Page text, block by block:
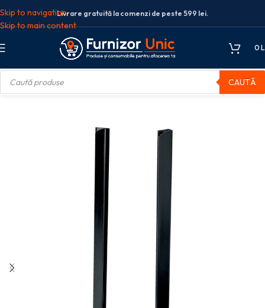
Skip to navigation
Skip to main content
Livrare gratuită la comenzi de peste 599 lei.
0
CAUTĂ
Sine de legare